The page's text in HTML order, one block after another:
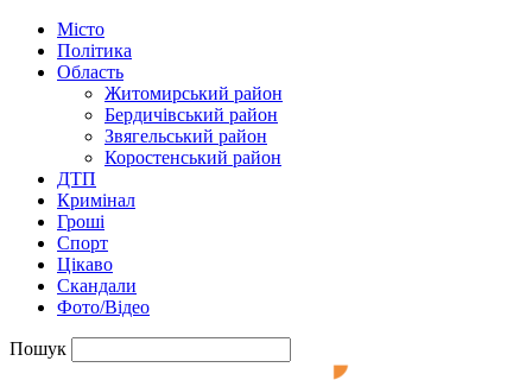
Місто
Політика
Область
Житомирський район
Бердичівський район
Звягельський район
Коростенський район
ДТП
Кримінал
Гроші
Спорт
Цікаво
Скандали
Фото/Відео
Пошук